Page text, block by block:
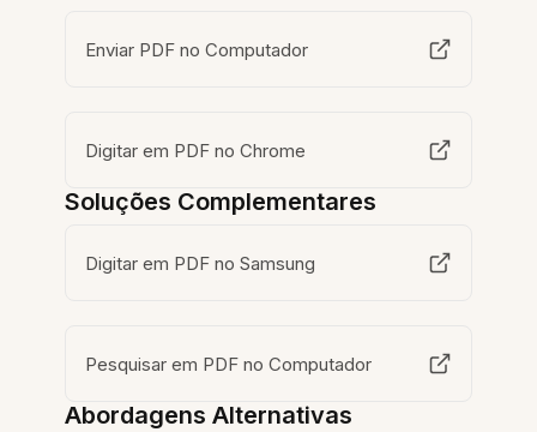
Enviar PDF no Computador
Digitar em PDF no Chrome
Soluções Complementares
Digitar em PDF no Samsung
Pesquisar em PDF no Computador
Abordagens Alternativas